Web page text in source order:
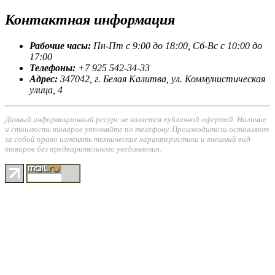
Контактная информация
Рабочие часы: Пн-Пт с 9:00 до 18:00, Сб-Вс с 10:00 до
17:00
Телефоны: +7 925 542-34-33
Адрес: 347042, г. Белая Калитва, ул. Коммунистическая
улица, 4
Данный информационный ресурс не является публичной офертой. Наличие
и стоимость товаров уточняйте по телефону. Производители оставляют
за собой право изменять технические характеристики и внешний вид
товаров без предварительного уведомления.